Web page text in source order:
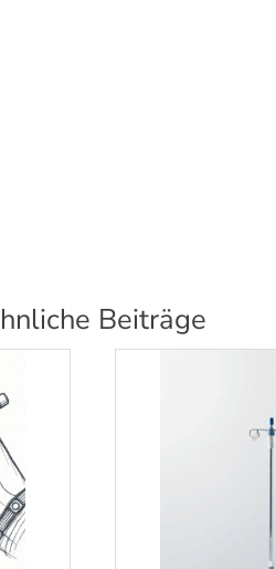
Beiträge